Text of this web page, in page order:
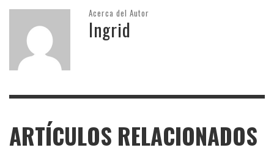
Acerca del Autor
Ingrid
ARTÍCULOS RELACIONADOS